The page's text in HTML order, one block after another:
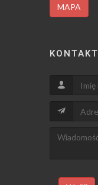
MAPA
KONTAKT